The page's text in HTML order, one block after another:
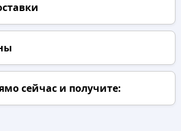
сейчаси получите: